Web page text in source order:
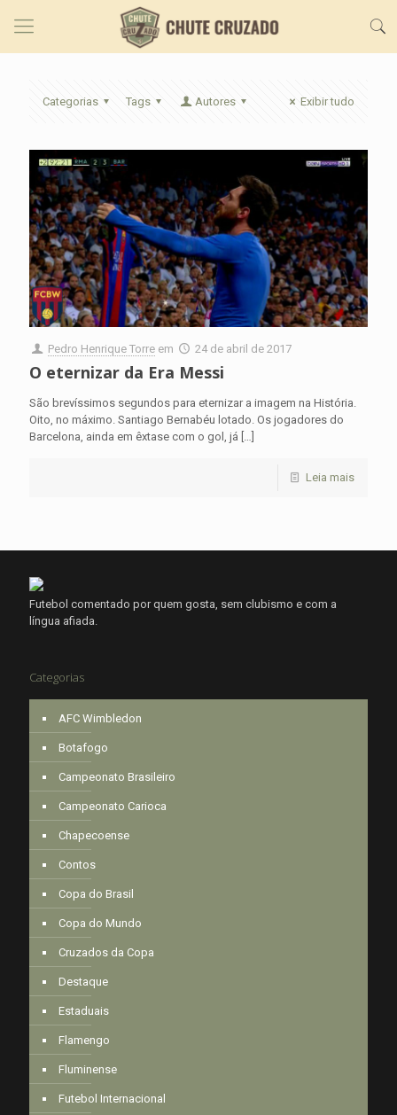
Categorias Tags Autores Exibir tudo
Pedro Henrique Torre em 24 de abril de 2017
O eternizar da Era Messi
São brevíssimos segundos para eternizar a imagem na História.
Oito, no máximo. Santiago Bernabéu lotado. Os jogadores do
Barcelona, ainda em êxtase com o gol, já
Leia mais
Futebol comentado por quem gosta, sem clubismo e com a
língua afiada.
Categorias
AFC Wimbledon
Botafogo
Campeonato Brasileiro
Campeonato Carioca
Chapecoense
Contos
Copa do Brasil
Copa do Mundo
Cruzados da Copa
Destaque
Estaduais
Flamengo
Fluminense
Futebol Internacional